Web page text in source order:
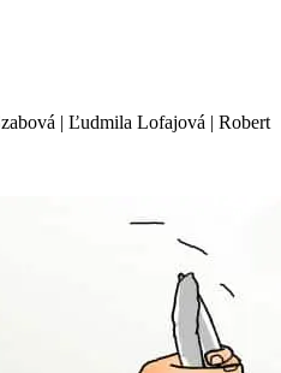
| Ľudmila Lofajová | Robert